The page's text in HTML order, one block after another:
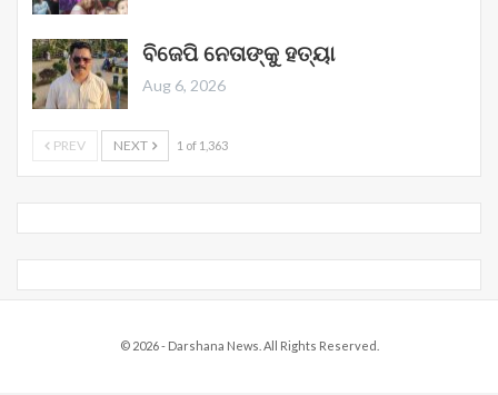
ବିଜେପି ନେତାଙ୍କୁ ହତ୍ୟା
Aug 6, 2026
PREV NEXT 1 of 1,363
© 2026 - Darshana News. All Rights Reserved.